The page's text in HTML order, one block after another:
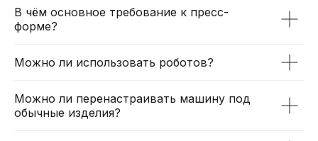
В чём основное требование к пресс-
форме?
Можно ли использовать роботов?
Можно ли перенастраивать машину под
обычные изделия?